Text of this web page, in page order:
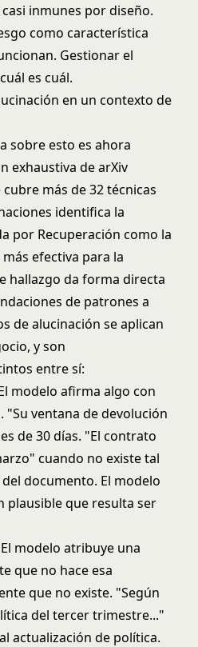
inmunes por diseño.
como característica
Gestionar el
es cuál.
en un contexto de
sobre esto es ahora
exhaustiva de arXiv
cubre más de 32 técnicas
identifica la
por Recuperación como la
efectiva para la
hallazgo da forma directa
de patrones a
de alucinación se aplican
y son
entre sí:
modelo afirma algo con
"Su ventana de devolución
de 30 días. "El contrato
cuando no existe tal
documento. El modelo
plausible que resulta ser
El modelo atribuye una
que no hace esa
que no existe. "Según
del tercer trimestre..."
actualización de política.